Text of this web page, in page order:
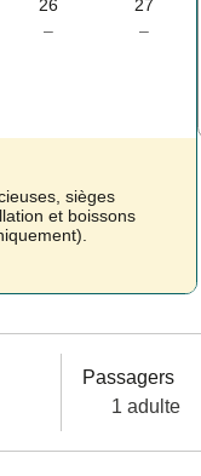
26
–
27
–
sièges
et boissons
Passagers
1 adulte